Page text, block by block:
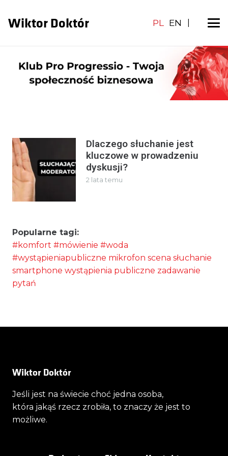
Wiktor Doktór PL EN
Dlaczego słuchanie jest
kluczowe w prowadzeniu
dyskusji?
2 lata temu
Popularne tagi:
#komfort #mówienie #woda
#wystąpieniapubliczne mikrofon scena słuchanie
smartphone wystąpienia publiczne zadawanie
pytań
Wiktor Doktór
Jeśli jest na świecie choć jedna osoba,
która jakąś rzecz zrobiła, to znaczy że jest to
możliwe.